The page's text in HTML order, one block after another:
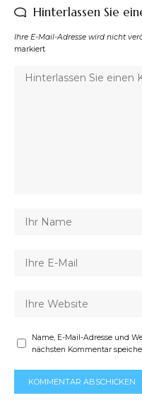
Hinterlassen Sie
Ihre E-Mail-Adresse wird nicht
markiert
Name, E-Mail-Adresse und
nächsten Kommentar